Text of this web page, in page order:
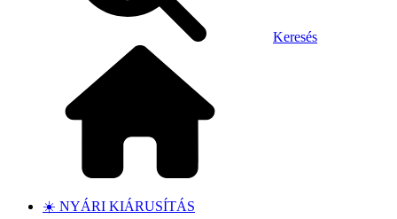
Keresés
☀️ NYÁRI KIÁRUSÍTÁS